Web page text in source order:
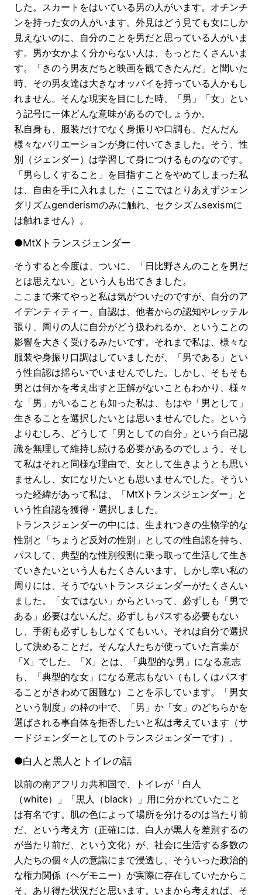
した。スカートをはいている男の人がいます。オチンチ
ンを持った女の人がいます。外見はどう見ても女にしか
見えないのに、自分のことを男だと思っている人がいま
す。男か女かよく分からない人は、もっとたくさんいま
す。「きのう男友だちと映画を観てきたんだ」と聞いた
時、その男友達は大きなオッパイを持っている人かもし
れません。そんな現実を目にした時、「男」「女」とい
う記号に一体どんな意味があるのでしょうか。
私自身も、服装だけでなく身振りや口調も、だんだん
様々なバリエーションが身に付いてきました。そう、性
別（ジェンダー）は学習して身につけるものなのです。
「男らしくすること」を目指すことをやめてしまった私
は、自由を手に入れました（ここではとりあえずジェン
ダリズムgenderismのみに触れ、セクシズムsexismに
は触れません）。
●MtXトランスジェンダー
そうすると今度は、ついに、「日比野さんのことを男だ
とは思えない」という人も出てきました。
ここまで来てやっと私は気がついたのですが、自分のア
イデンティティー、自認は、他者からの認知やレッテル
張り、周りの人に自分がどう扱われるか、ということの
影響を大きく受けるみたいです。それまで私は、様々な
服装や身振り口調はしていましたが、「男である」とい
う性自認は揺らいでいませんでした。しかし、そもそも
男とは何かを考え出すと正解がないこともわかり、様々
な「男」がいることも知った私は、もはや「男として」
生きることを選択したいとは思いませんでした。という
よりむしろ、どうして「男としての自分」という自己認
識を無理して維持し続ける必要があるのでしょう。そし
て私はそれと同様な理由で、女として生きようとも思い
ませんし、女になりたいとも思いませんでした。そうい
った経緯があって私は、「MtXトランスジェンダー」と
いう性自認を獲得・選択しました。
トランスジェンダーの中には、生まれつきの生物学的な
性別と「ちょうど反対の性別」としての性自認を持ち、
パスして、典型的な性別役割に乗っ取って生活して生き
ていきたいという人もたくさんいます。しかし幸い私の
周りには、そうでないトランスジェンダーがたくさんい
ました。「女ではない」からといって、必ずしも「男で
ある」必要はないんだ。必ずしもパスする必要もない
し、手術も必ずしもしなくてもいい。それは自分で選択
して決めることだ。そんな人たちが使っていた言葉が
「X」でした。「X」とは、「典型的な男」になる意志
も、「典型的な女」になる意志もない（もしくはパスす
ることがきわめて困難な）ことを示しています。「男女
という制度」の枠の中で、「男」か「女」のどちらかを
選ばされる事自体を拒否したいと私は考えています（サ
ードジェンダーとしてのトランスジェンダーです）。
●白人と黒人とトイレの話
以前の南アフリカ共和国で、トイレが「白人
（white）」「黒人（black）」用に分かれていたこと
は有名です。肌の色によって場所を分けるのは当たり前
だ、という考え方（正確には、白人が黒人を差別するの
が当たり前だ、という文化）が、社会に生活する多数の
人たちの個々人の意識にまで浸透し、そういった政治的
な権力関係（ヘゲモニー）が実際に存在していたからこ
そ、あり得た状況だと思います。いまから考えれば、そ